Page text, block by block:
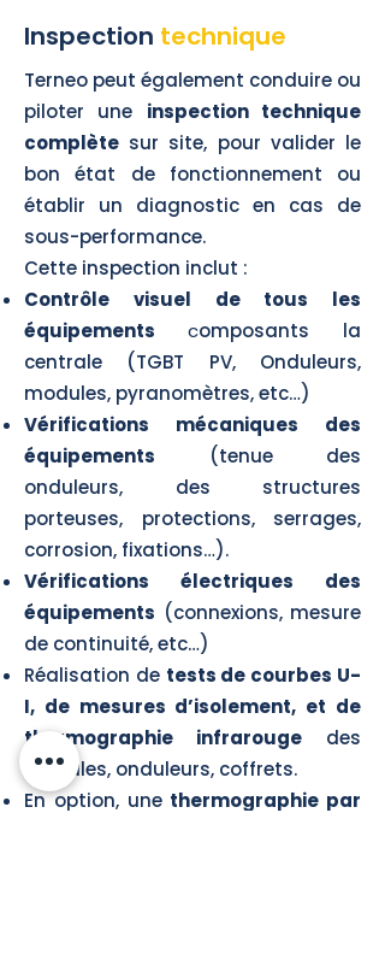
Inspection technique
Terneo peut également conduire ou
piloter une inspection technique
complète sur site, pour valider le
bon état de fonctionnement ou
établir un diagnostic en cas de
sous-performance.
Cette inspection inclut :
Contrôle visuel de tous les
équipements composants la
centrale (TGBT PV, Onduleurs,
modules, pyranomètres, etc…)
Vérifications mécaniques des
équipements (tenue des
onduleurs, des structures
porteuses, protections, serrages,
corrosion, fixations…).
Vérifications électriques des
équipements (connexions, mesure
de continuité, etc…)
Réalisation de tests de courbes U-
I, de mesures d’isolement, et de
thermographie infrarouge des
modules, onduleurs, coffrets.
En option, une thermographie par